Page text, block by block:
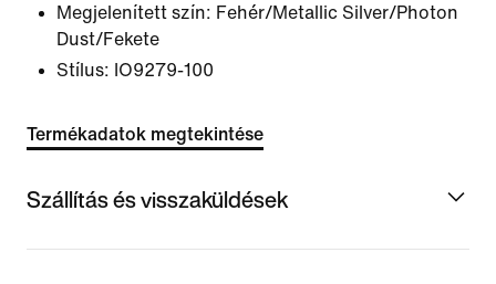
Megjelenített szín: Fehér/Metallic Silver/Photon
Dust/Fekete
Stílus: IO9279-100
Termékadatok megtekintése
Szállítás és visszaküldések